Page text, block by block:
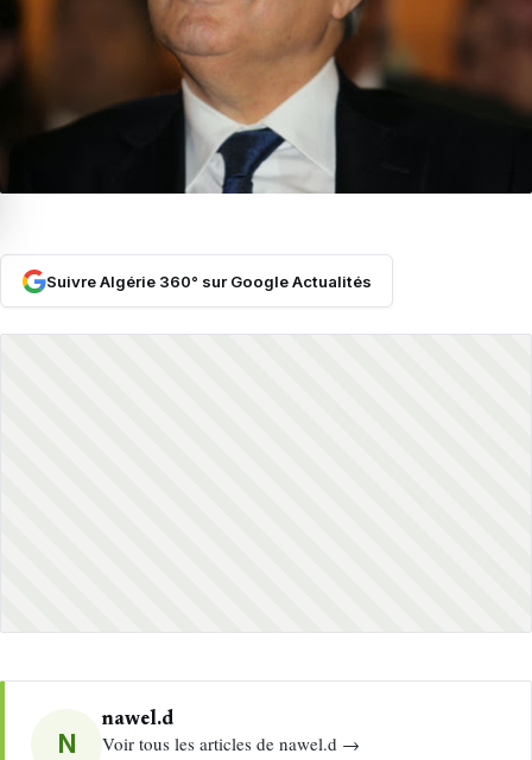
Suivre Algérie 360° sur Google Actualités
N
nawel.d
Voir tous les articles de nawel.d →